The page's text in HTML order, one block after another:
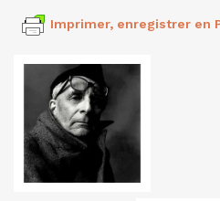
Imprimer, enregistrer en